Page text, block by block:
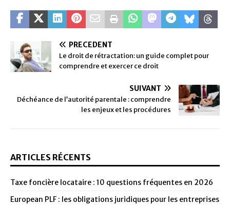
PRÉCÉDENT
Le droit de rétractation: un guide complet pour
comprendre et exercer ce droit
SUIVANT
Déchéance de l’autorité parentale : comprendre
les enjeux et les procédures
ARTICLES RÉCENTS
Taxe foncière locataire : 10 questions fréquentes en 2026
European PLF : les obligations juridiques pour les entreprises